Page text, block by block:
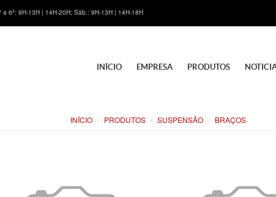
a 6ª: 9H-13H | 14H-20H; Sáb.: 9H-13H | 14H-18H
INÍCIO EMPRESA PRODUTOS
INÍCIO PRODUTOS SUSPENSÃO BRAÇOS